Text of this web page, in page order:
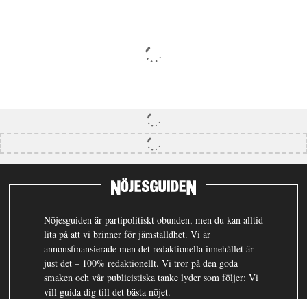
Nöjesguiden är partipolitiskt obunden, men du kan alltid
lita på att vi brinner för jämställdhet. Vi är
annonsfinansierade men det redaktionella innehållet är
just det – 100% redaktionellt. Vi tror på den goda
smaken och vår publicistiska tanke lyder som följer: Vi
vill guida dig till det bästa nöjet.